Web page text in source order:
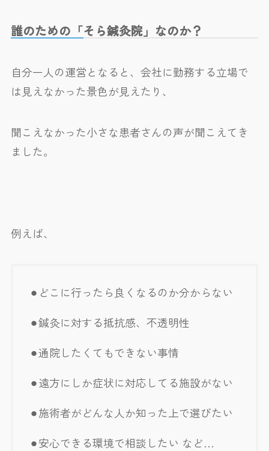
誰のための「そら鍼灸院」なのか？
自分一人の運営となると、会社に勤務する立場で
は見えなかった景色が見えたり、
聞こえなかった小さな患者さんの声が聞こえてき
ました。
例えば、
⚫︎どこに行ったら良くなるのか分からない
⚫︎鍼灸に対する抵抗感、不透明性
⚫︎通院したくてもできない事情
⚫︎遠方にしか症状に対応してる施設がない
⚫︎施術者がどんな人か知った上で選びたい
⚫︎安心できる環境で相談したい など…